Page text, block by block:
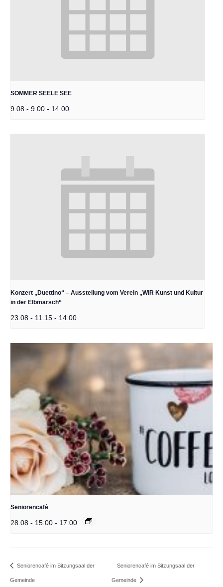
SOMMER SEELE SEE
9.08 - 9:00 - 14:00
Konzert „Duettino“ – Ausstellung vom Verein „WIR Kunst und Kultur
in der Elbmarsch“
23.08 - 11:15 - 14:00
Seniorencafé
28.08 - 15:00 - 17:00
Seniorencafé im Sitzungsaal der
Gemeinde
Seniorencafé im Sitzungsaal der
Gemeinde